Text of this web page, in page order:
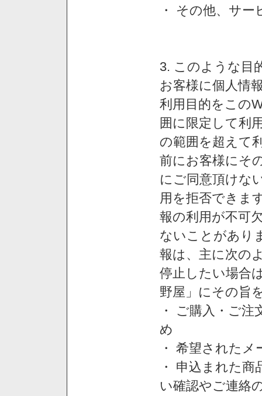
・ その他、サ
3. このような目
お客様に個人情
利用目的をこの
囲に限定して利
の範囲を超えて
前にお客様にそ
にご同意頂けな
用を拒否できま
報の利用が不可
ないことがあり
報は、主に次の
停止したい場合
野屋」にその旨
・ ご購入・ご
め
・ 希望された
・ 申込まれた
い確認やご連絡